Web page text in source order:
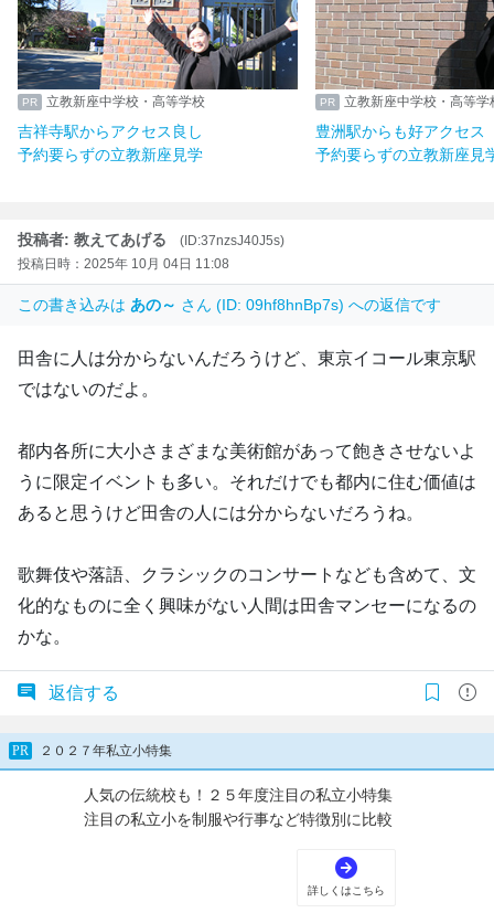
立教新座中学校・高等学校
吉祥寺駅からアクセス良し
予約要らずの立教新座見学
立教新座中学校・高等学
豊洲駅からも好アクセス
予約要らずの立教新座見
投稿者: 教えてあげる
(ID:37nzsJ40J5s)
投稿日時：2025年 10月 04日 11:08
この書き込みは あの～ さん (ID: 09hf8hnBp7s) への返信です
田舎に人は分からないんだろうけど、東京イコール東京駅
ではないのだよ。
都内各所に大小さまざまな美術館があって飽きさせないよ
うに限定イベントも多い。それだけでも都内に住む価値は
あると思うけど田舎の人には分からないだろうね。
歌舞伎や落語、クラシックのコンサートなども含めて、文
化的なものに全く興味がない人間は田舎マンセーになるの
かな。
返信する